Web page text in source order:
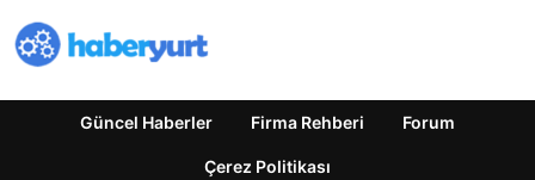
Güncel Haberler Firma Rehberi Forum
Çerez Politikası